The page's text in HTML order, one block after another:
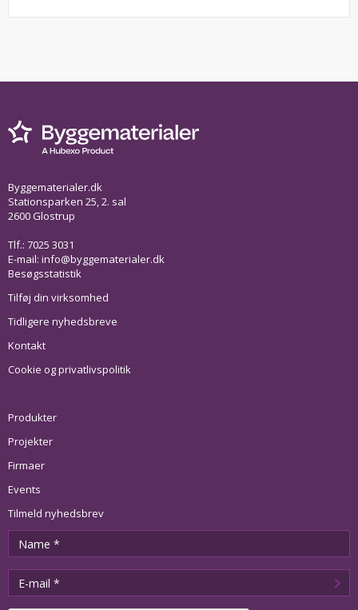
Byggematerialer.dk
Stationsparken 25, 2. sal
2600 Glostrup
Tlf.: 7025 3031
E-mail: info@byggematerialer.dk
Besøgsstatistik
Tilføj din virksomhed
Tidligere nyhedsbreve
Kontakt
Cookie og privatlivspolitik
Produkter
Projekter
Firmaer
Events
Tilmeld nyhedsbrev